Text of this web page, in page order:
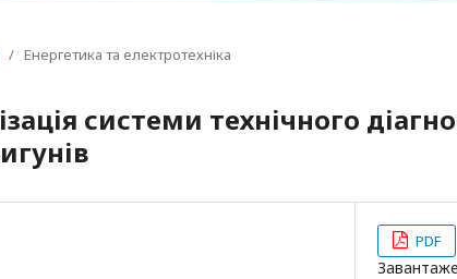
/ Енергетика та електротехніка
системи технічного
PDF